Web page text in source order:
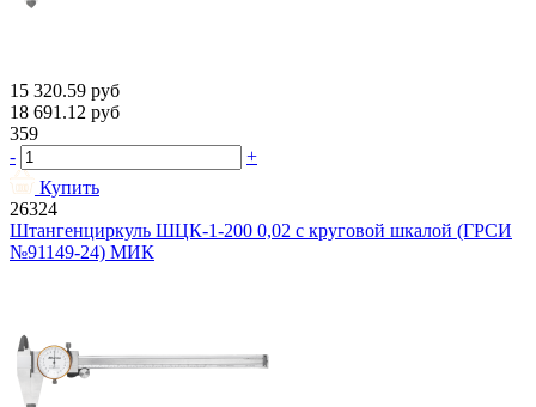
15 320.59 руб
18 691.12 руб
359
-
+
Купить
26324
Штангенциркуль ШЦК-1-200 0,02 с круговой шкалой (ГРСИ
№91149-24) МИК